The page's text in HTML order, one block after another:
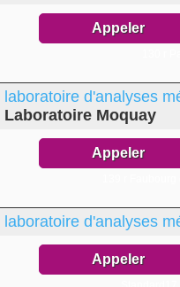
Appeler
laboratoire d'analyses
Laboratoire Moquay
Appeler
laboratoire d'analyses
Appeler